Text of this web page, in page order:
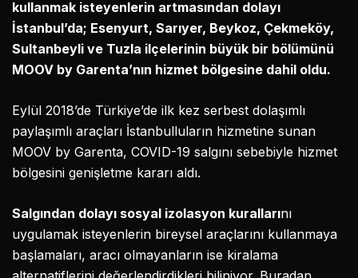
kullanmak isteyenlerin artmasından dolayı
İstanbul’da; Esenyurt, Sarıyer, Beykoz, Çekmeköy,
Sultanbeyli ve Tuzla ilçelerinin büyük bir bölümünü
MOOV by Garenta’nın hizmet bölgesine dahil oldu.
Eylül 2018’de Türkiye’de ilk kez serbest dolaşımlı
paylaşımlı araçları İstanbulluların hizmetine sunan
MOOV by Garenta, COVID-19 salgını sebebiyle hizmet
bölgesini genişletme kararı aldı.
Salgından dolayı sosyal izolasyon kurallarını
uygulamak isteyenlerin bireysel araçlarını kullanmaya
başlamaları, aracı olmayanların ise kiralama